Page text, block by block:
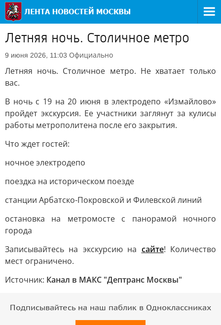
Летняя ночь. Столичное метро
9 июня 2026, 11:03 Официально
Летняя ночь. Столичное метро. Не хватает только
вас.
В ночь с 19 на 20 июня в электродепо «Измайлово»
пройдет экскурсия. Ее участники заглянут за кулисы
работы метрополитена после его закрытия.
Что ждет гостей:
ночное электродепо
поездка на историческом поезде
станции Арбатско-Покровской и Филевской линий
остановка на метромосте с панорамой ночного
города
Записывайтесь на экскурсию на сайте! Количество
мест ограничено.
Источник: Канал в МАКС "Дептранс Москвы"
Подписывайтесь на наш паблик в Одноклассниках